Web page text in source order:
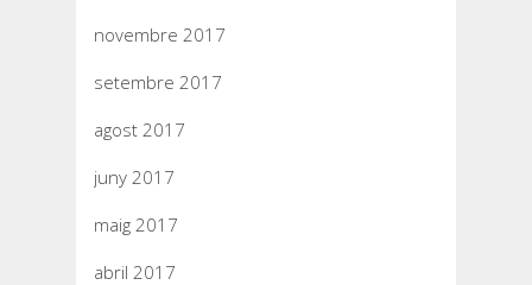
novembre 2017
setembre 2017
agost 2017
juny 2017
maig 2017
abril 2017